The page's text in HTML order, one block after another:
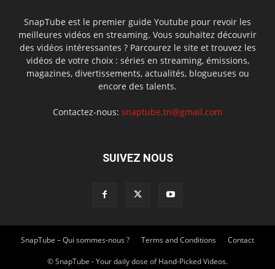
SnapTube est le premier guide Youtube pour revoir les
meilleures vidéos en streaming. Vous souhaitez découvrir
des vidéos intéressantes ? Parcourez le site et trouvez les
vidéos de votre choix : séries en streaming, émissions,
magazines, divertissements, actualités, blogueuses ou
encore des talents.
Contactez-nous: snaptube.tn@gmail.com
SUIVEZ NOUS
SnapTube – Qui sommes-nous ? Terms and Conditions Contact
© SnapTube - Your daily dose of Hand-Picked Videos.